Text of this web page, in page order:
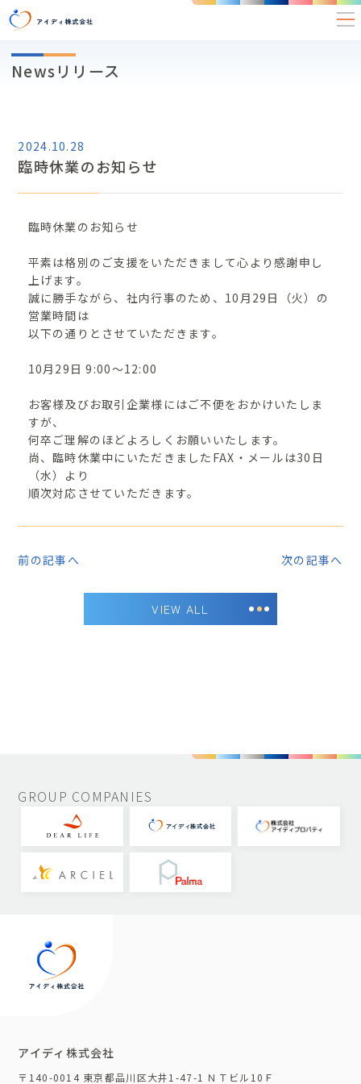
Newsリリース
2024.10.28
臨時休業のお知らせ
臨時休業のお知らせ
平素は格別のご支援をいただきまして心より感謝申し
上げます。
誠に勝手ながら、社内行事のため、10月29日（火）の
営業時間は
以下の通りとさせていただきます。
10月29日 9:00～12:00
お客様及びお取引企業様にはご不便をおかけいたしま
すが、
何卒ご理解のほどよろしくお願いいたします。
尚、臨時休業中にいただきましたFAX・メールは30日
（水）より
順次対応させていただきます。
前の記事へ 次の記事へ
VIEW ALL
GROUP COMPANIES
アイディ株式会社
〒140-0014 東京都品川区大井1-47-1 ＮＴビル10Ｆ